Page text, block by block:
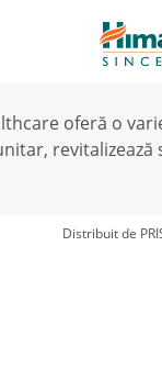
oferă o
Distribuit de